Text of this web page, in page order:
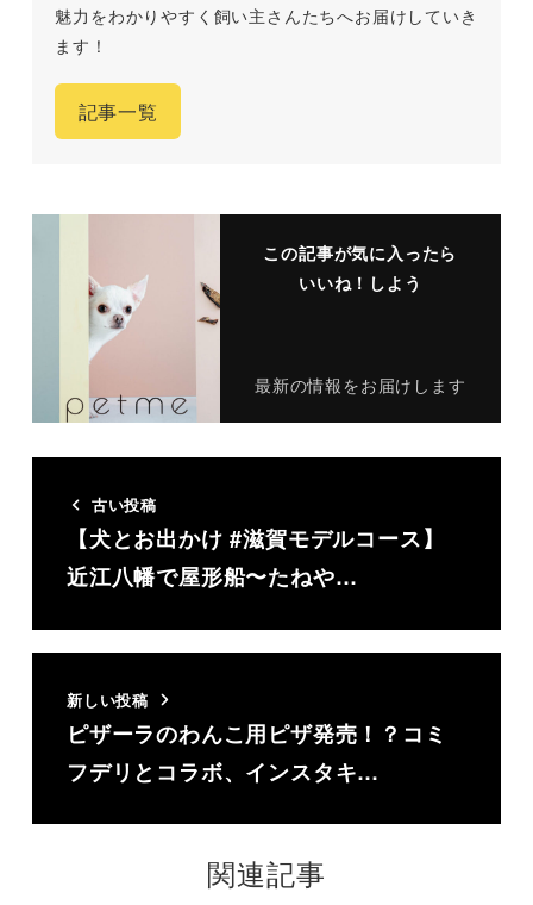
魅力をわかりやすく飼い主さんたちへお届けしていき
ます！
記事一覧
この記事が気に入ったら
いいね！しよう
最新の情報をお届けします
古い投稿
【犬とお出かけ #滋賀モデルコース】
近江八幡で屋形船〜たねや…
新しい投稿
ピザーラのわんこ用ピザ発売！？コミ
フデリとコラボ、インスタキ…
関連記事